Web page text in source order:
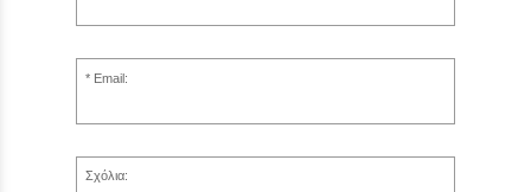
Email:
Σχόλια: